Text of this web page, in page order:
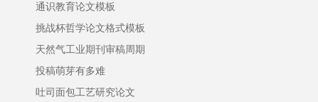
通识教育论文模板
挑战杯哲学论文格式模板
天然气工业期刊审稿周期
投稿萌芽有多难
吐司面包工艺研究论文